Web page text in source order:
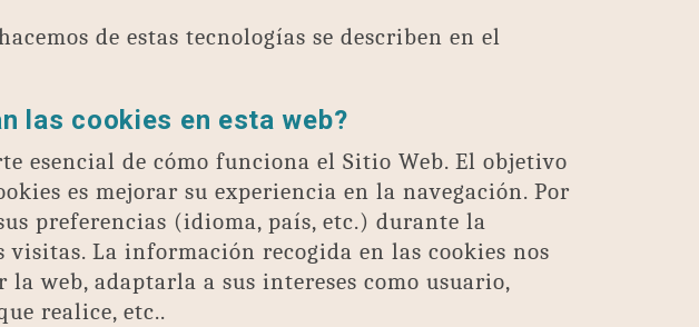
de estas tecnologías se describen en el
las cookies en esta web?
esencial de cómo funciona el Sitio Web. El objetivo
es mejorar su experiencia en la navegación. Por
preferencias (idioma, país, etc.) durante la
visitas. La información recogida en las cookies nos
la web, adaptarla a sus intereses como usuario,
realice, etc..